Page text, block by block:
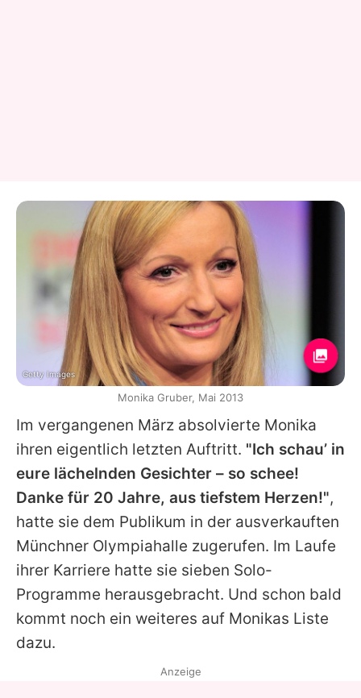
Im vergangenen März absolvierte Monika
ihren eigentlich letzten Auftritt. "Ich schau’ in
eure lächelnden Gesichter – so schee!
Danke für 20 Jahre, aus tiefstem Herzen!",
hatte sie dem Publikum in der ausverkauften
Münchner Olympiahalle zugerufen. Im Laufe
ihrer Karriere hatte sie sieben Solo-
Programme herausgebracht. Und schon bald
kommt noch ein weiteres auf Monikas Liste
dazu.
Getty Images
Monika Gruber, Mai 2013
Anzeige